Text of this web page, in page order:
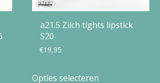
a21.5 Zilch tights lipstick
S20
€19,95
Opties selecteren